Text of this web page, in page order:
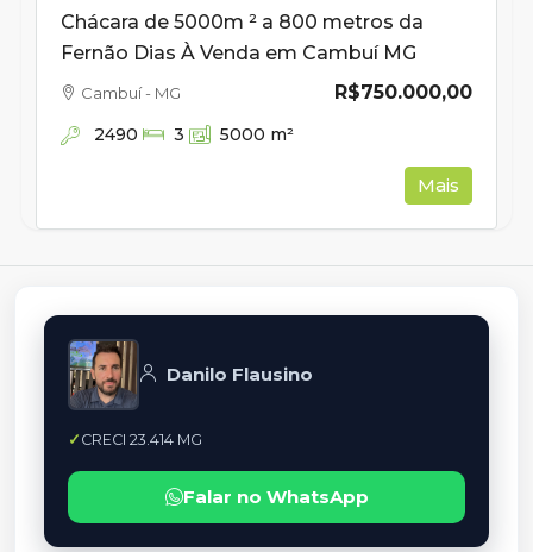
Chácara de 5000m ² a 800 metros da
Fernão Dias À Venda em Cambuí MG
R$750.000,00
Cambuí - MG
2490 3 5000 m²
Mais
Danilo Flausino
CRECI 23.414 MG
Falar no WhatsApp